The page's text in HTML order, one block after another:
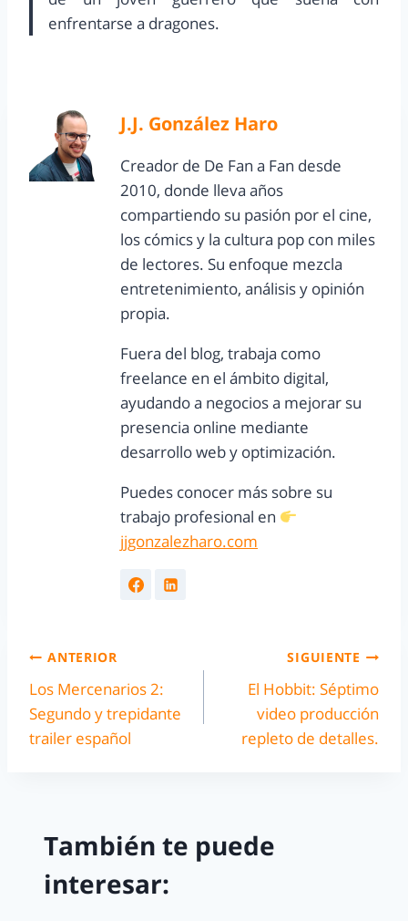
enfrentarse a dragones.
J.J. González Haro
Creador de De Fan a Fan desde
2010, donde lleva años
compartiendo su pasión por el cine,
los cómics y la cultura pop con miles
de lectores. Su enfoque mezcla
entretenimiento, análisis y opinión
propia.
Fuera del blog, trabaja como
freelance en el ámbito digital,
ayudando a negocios a mejorar su
presencia online mediante
desarrollo web y optimización.
Puedes conocer más sobre su
trabajo profesional en
jjgonzalezharo.com
ANTERIOR
Los Mercenarios 2:
Segundo y trepidante
trailer español
SIGUIENTE
El Hobbit: Séptimo
video producción
repleto de detalles.
También te puede
interesar: